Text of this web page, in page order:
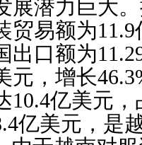
展潜力巨大
贸易额为11.9
出口额为
元，增长
10.4亿美元，
亿美元，是